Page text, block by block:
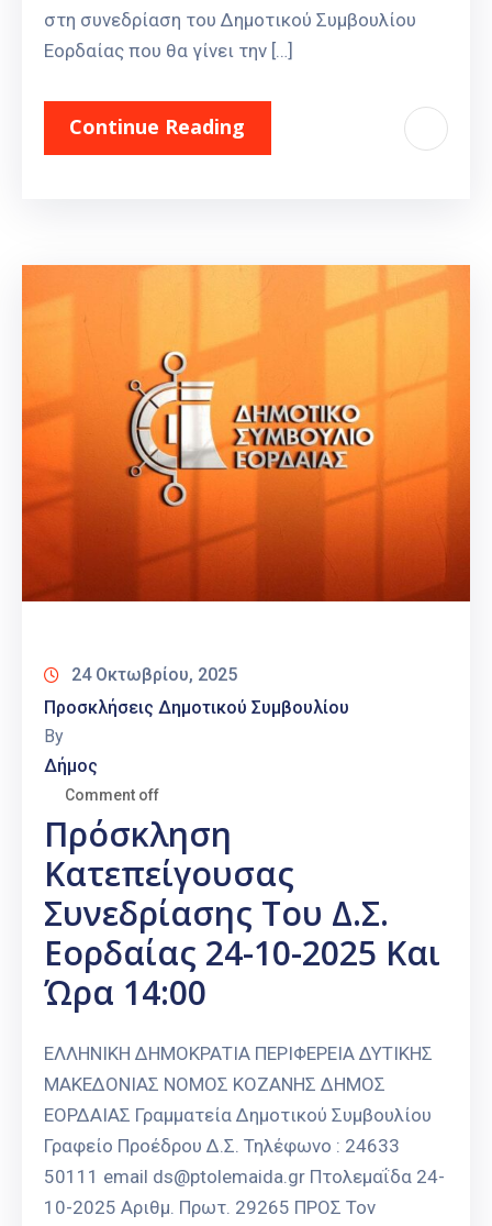
στη συνεδρίαση του Δημοτικού Συμβουλίου
Εορδαίας που θα γίνει την […]
Continue Reading
24 Οκτωβρίου, 2025
Προσκλήσεις Δημοτικού Συμβουλίου
By
Δήμος
Comment off
Πρόσκληση
Κατεπείγουσας
Συνεδρίασης Του Δ.Σ.
Εορδαίας 24-10-2025 Και
Ώρα 14:00
ΕΛΛΗΝΙΚΗ ΔΗΜΟΚΡΑΤΙΑ ΠΕΡΙΦΕΡΕΙΑ ΔΥΤΙΚΗΣ
ΜΑΚΕΔΟΝΙΑΣ ΝΟΜΟΣ ΚΟΖΑΝΗΣ ΔΗΜΟΣ
ΕΟΡΔΑΙΑΣ Γραμματεία Δημοτικού Συμβουλίου
Γραφείο Προέδρου Δ.Σ. Τηλέφωνο : 24633
50111 email ds@ptolemaida.gr Πτολεμαΐδα 24-
10-2025 Αριθμ. Πρωτ. 29265 ΠΡΟΣ Τον